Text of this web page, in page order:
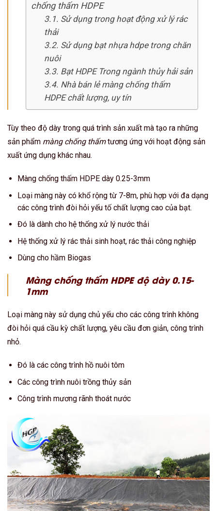
chống thấm HDPE
Sử dụng trong hoạt động xử lý rác
thải
Sử dụng bạt nhựa hdpe trong chăn
nuôi
Bạt HDPE Trong ngành thủy hải sản
Nhà bán lẻ màng chống thấm
HDPE chất lượng, uy tín
Tùy theo độ dày trong quá trình sản xuất mà tạo ra những
sản phẩm màng chống thấmtương ứng với hoạt động sản
xuất ứng dụng khác nhau.
Màng chống thấm HDPE dày 0.25-3mm
Loại màng này có khổ rộng từ 7-8m, phù hợp với đa dạng
các công trình đòi hỏi yếu tố chất lượng cao của bạt.
Đó là dành cho hệ thống xử lý nước thải
Hệ thống xử lý rác thải sinh hoạt, rác thải công nghiệp
Dùng cho hầm Biogas
Màng chống thấm HDPE độ dày 0.15-
1mm
Loại màng này sử dụng chủ yếu cho các công trình không
đòi hỏi quá cầu kỳ chất lượng, yêu cầu đơn giản, công trình
nhỏ.
Đó là các công trình hồ nuôi tôm
Các công trình nuôi trồng thủy sản
Công trình mương rãnh thoát nước